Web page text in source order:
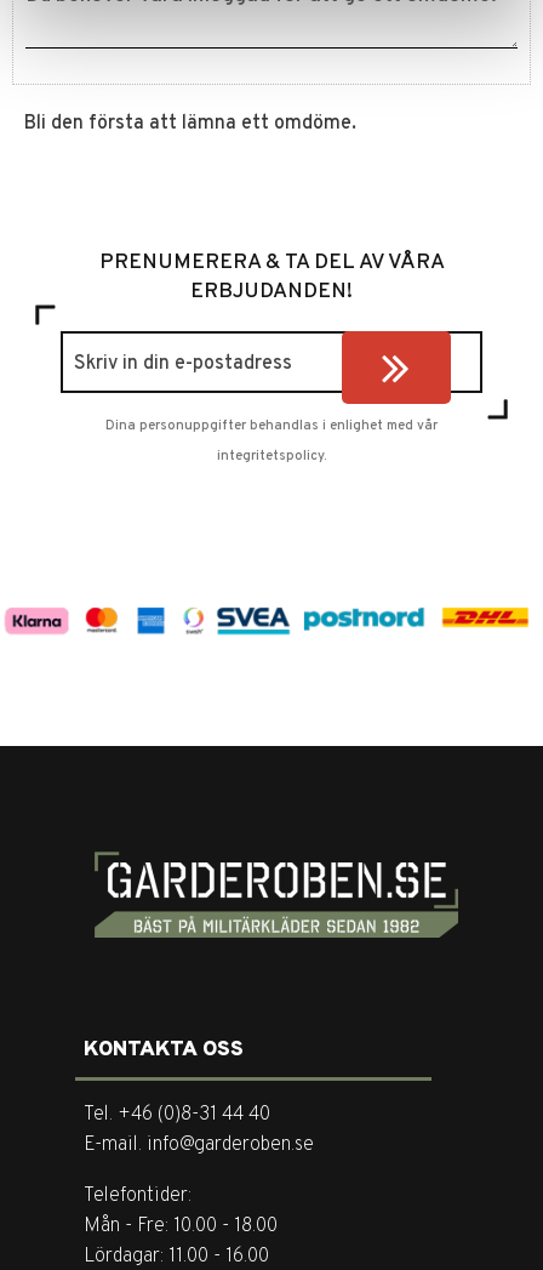
Bli den första att lämna ett omdöme.
PRENUMERERA & TA DEL AV VÅRA
ERBJUDANDEN!
Dina personuppgifter behandlas i enlighet med vår
integritetspolicy.
KONTAKTA OSS
Tel. +46 (0)8-31 44 40
E-mail. info@garderoben.se
Telefontider:
Mån - Fre: 10.00 - 18.00
Lördagar: 11.00 - 16.00